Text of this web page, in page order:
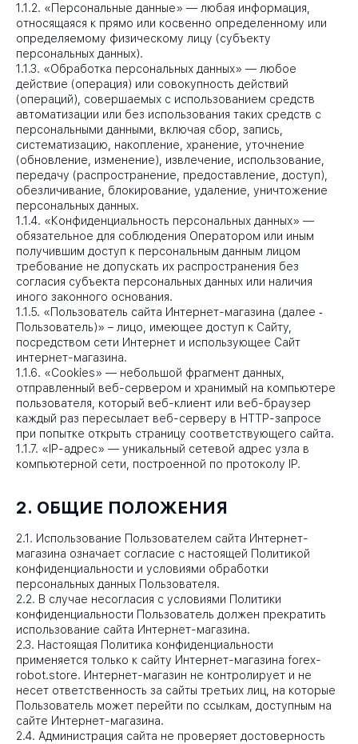
1.1.2. «Персональные данные» — любая информация,
относящаяся к прямо или косвенно определенному или
определяемому физическому лицу (субъекту
персональных данных).
1.1.3. «Обработка персональных данных» — любое
действие (операция) или совокупность действий
(операций), совершаемых с использованием средств
автоматизации или без использования таких средств с
персональными данными, включая сбор, запись,
систематизацию, накопление, хранение, уточнение
(обновление, изменение), извлечение, использование,
передачу (распространение, предоставление, доступ),
обезличивание, блокирование, удаление, уничтожение
персональных данных.
1.1.4. «Конфиденциальность персональных данных» —
обязательное для соблюдения Оператором или иным
получившим доступ к персональным данным лицом
требование не допускать их распространения без
согласия субъекта персональных данных или наличия
иного законного основания.
1.1.5. «Пользователь сайта Интернет-магазина (далее ‑
Пользователь)» – лицо, имеющее доступ к Сайту,
посредством сети Интернет и использующее Сайт
интернет-магазина.
1.1.6. «Cookies» — небольшой фрагмент данных,
отправленный веб-сервером и хранимый на компьютере
пользователя, который веб-клиент или веб-браузер
каждый раз пересылает веб-серверу в HTTP-запросе
при попытке открыть страницу соответствующего сайта.
1.1.7. «IP-адрес» — уникальный сетевой адрес узла в
компьютерной сети, построенной по протоколу IP.
2. ОБЩИЕ ПОЛОЖЕНИЯ
2.1. Использование Пользователем сайта Интернет-
магазина означает согласие с настоящей Политикой
конфиденциальности и условиями обработки
персональных данных Пользователя.
2.2. В случае несогласия с условиями Политики
конфиденциальности Пользователь должен прекратить
использование сайта Интернет-магазина.
2.3. Настоящая Политика конфиденциальности
применяется только к сайту Интернет-магазина forex-
robot.store. Интернет-магазин не контролирует и не
несет ответственность за сайты третьих лиц, на которые
Пользователь может перейти по ссылкам, доступным на
сайте Интернет-магазина.
2.4. Администрация сайта не проверяет достоверность